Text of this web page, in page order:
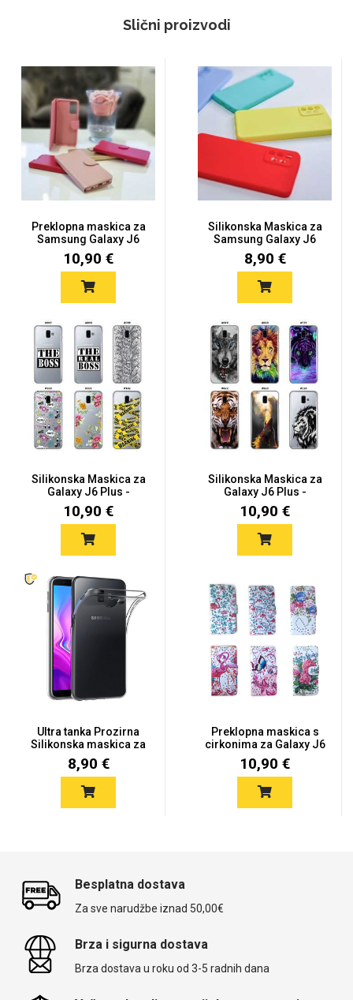
Slični proizvodi
Preklopna maskica za
Samsung Galaxy J6
Plus -...
10,90 €
Silikonska Maskica za
Samsung Galaxy J6
Plus -...
8,90 €
Silikonska Maskica za
Galaxy J6 Plus -
Šareni...
10,90 €
Silikonska Maskica za
Galaxy J6 Plus -
Šareni...
10,90 €
Ultra tanka Prozirna
Silikonska maskica za
Sam...
8,90 €
Preklopna maskica s
cirkonima za Galaxy J6
Plu...
10,90 €
Besplatna dostava
Za sve narudžbe iznad 50,00€
Brza i sigurna dostava
Brza dostava u roku od 3-5 radnih dana